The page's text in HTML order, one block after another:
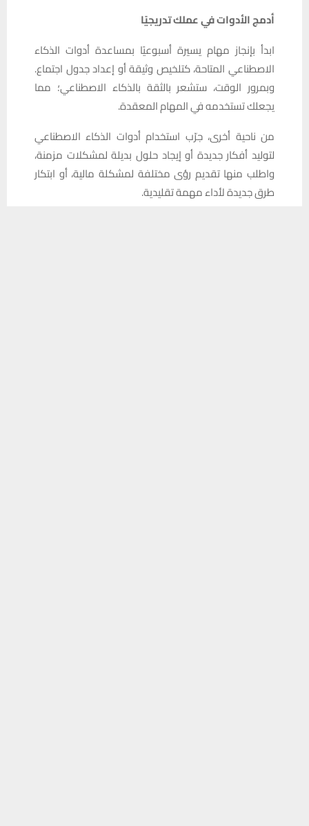
أدمج الأدوات في عملك تدريجيًا
ابدأ بإنجاز مهام يسيرة أسبوعيًا بمساعدة أدوات الذكاء
الاصطناعي المتاحة، كتلخيص وثيقة أو إعداد جدول اجتماع.
وبمرور الوقت، ستشعر بالثقة بالذكاء الاصطناعي؛ مما
يجعلك تستخدمه في المهام المعقدة.
من ناحية أخرى، جرّب استخدام أدوات الذكاء الاصطناعي
لتوليد أفكار جديدة أو إيجاد حلول بديلة لمشكلات مزمنة،
واطلب منها تقديم رؤى مختلفة لمشكلة مالية، أو ابتكار
طرق جديدة لأداء مهمة تقليدية.